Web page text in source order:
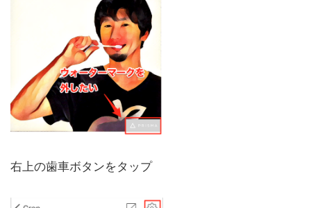
右上の歯車ボタンをタップ